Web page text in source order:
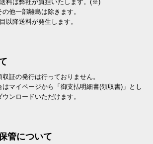
料は弊社が負担いたします。(※)
他一部離島は除きます。
以降送料が発生します。
証の発行は行っておりません。
マイページから「御支払明細書(領収書)」とし
ンロードいただけます。
管について